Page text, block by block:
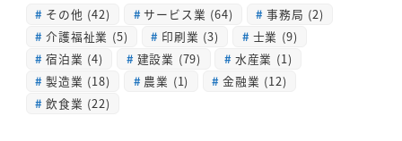
その他 (42) サービス業 (64) 事務局 (2)
介護福祉業 (5) 印刷業 (3) 士業 (9)
宿泊業 (4) 建設業 (79) 水産業 (1)
製造業 (18) 農業 (1) 金融業 (12)
飲食業 (22)